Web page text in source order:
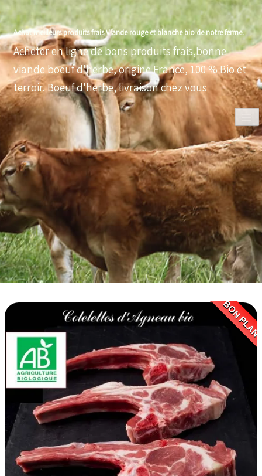
Achat meilleurs produits frais Viande rouge et blanche bio de notre ferme.
Acheter en ligne de bons produits frais,bonne
viande boeuf d'herbe, origine France, 100 % Bio et
terroir. Boeuf d'herbe, livraison chez vous
0
ACCUEIL
VOLAILLES BIO
BOEUF D'HERBE BIO
VEAU BIO
PORC BIO
AGNEAU BIO
MOUTON BIO
NOS COLIS VIANDE
CUISSON RAPIDE
BARBECUE BRASERO
BON PLAN